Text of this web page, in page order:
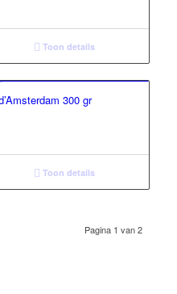
Toon details
300 gr
Toon details
Pagina 1 van 2